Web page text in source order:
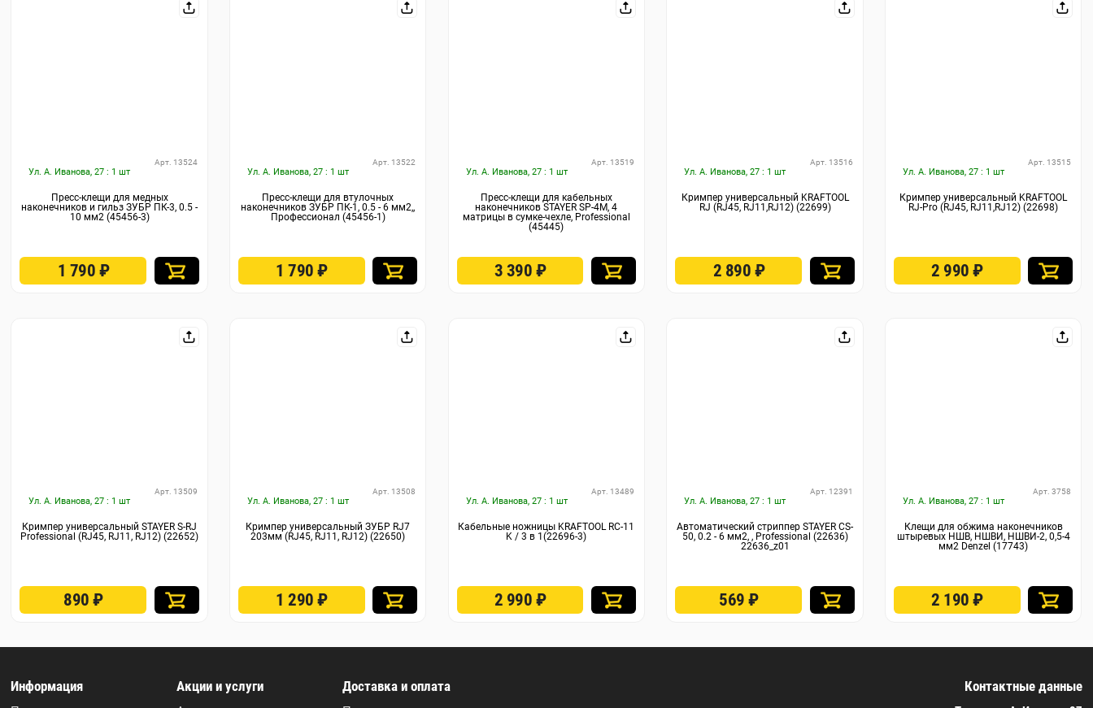
Ул. А. Иванова, 27 : 1 шт
Арт. 13524
Пресс-клещи для медных
наконечников и гильз ЗУБР ПК-3, 0.5 -
10 мм2 (45456-3)
1 790 ₽
Ул. А. Иванова, 27 : 1 шт
Арт. 13522
Пресс-клещи для втулочных
наконечников ЗУБР ПК-1, 0.5 - 6 мм2,,
Профессионал (45456-1)
1 790₽
Ул. А. Иванова, 27 : 1 шт
Арт. 13519
Пресс-клещи для кабельных
наконечников STAYER SP-4M, 4
матрицы в сумке-чехле, Professional
(45445)
3 390 ₽
Ул. А. Иванова, 27 : 1 шт
Арт. 13516
Кримпер универсальный KRAFTOOL
RJ (RJ45, RJ11,RJ12) (22699)
2 890 ₽
Ул. А. Иванова, 27 : 1 шт
Арт. 13515
Кримпер универсальный KRAFTOOL
RJ-Pro (RJ45, RJ11,RJ12) (22698)
2 990₽
Ул. А. Иванова, 27 : 1 шт
Арт. 13509
Кримпер универсальный STAYER S-RJ
Professional (RJ45, RJ11, RJ12) (22652)
890₽
Ул. А. Иванова, 27 : 1 шт
Арт. 13508
Кримпер универсальный ЗУБР RJ7
203мм (RJ45, RJ11, RJ12) (22650)
1 290₽
Ул. А. Иванова, 27 : 1 шт
Арт. 13489
Кабельные ножницы KRAFTOOL RC-11
K / 3 в 1(22696-3)
2 990 ₽
Ул. А. Иванова, 27 : 1 шт
Арт. 12391
Автоматический стриппер STAYER CS-
50, 0.2 - 6 мм2, , Professional (22636)
22636_z01
569₽
Ул. А. Иванова, 27 : 1 шт
Арт. 3758
Клещи для обжима наконечников
штыревых НШВ, НШВИ, НШВИ-2, 0,5-4
мм2 Denzel (17743)
2 190₽
Информация Акции и услуги Доставка и оплата Контактные данные